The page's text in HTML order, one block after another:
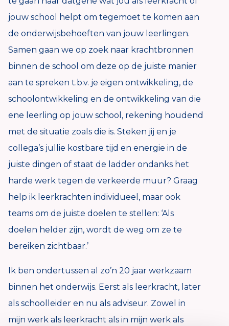
jouw school helpt om tegemoet te komen aan
de onderwijsbehoeften van jouw leerlingen.
Samen gaan we op zoek naar krachtbronnen
binnen de school om deze op de juiste manier
aan te spreken t.b.v. je eigen ontwikkeling, de
schoolontwikkeling en de ontwikkeling van die
ene leerling op jouw school, rekening houdend
met de situatie zoals die is. Steken jij en je
collega’s jullie kostbare tijd en energie in de
juiste dingen of staat de ladder ondanks het
harde werk tegen de verkeerde muur? Graag
help ik leerkrachten individueel, maar ook
teams om de juiste doelen te stellen: ‘Als
doelen helder zijn, wordt de weg om ze te
bereiken zichtbaar.’
Ik ben ondertussen al zo’n 20 jaar werkzaam
binnen het onderwijs. Eerst als leerkracht, later
als schoolleider en nu als adviseur. Zowel in
mijn werk als leerkracht als in mijn werk als